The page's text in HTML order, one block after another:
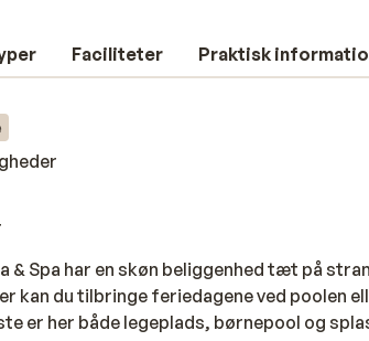
Faciliteter Praktisk
& Spa har en skøn beliggenhed tæt på
kan du tilbringe feriedagene ved poolen
er her både legeplads, børnepool og